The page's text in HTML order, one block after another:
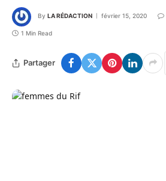
By LA RÉDACTION février 15, 2020
1 Min Read
Partager